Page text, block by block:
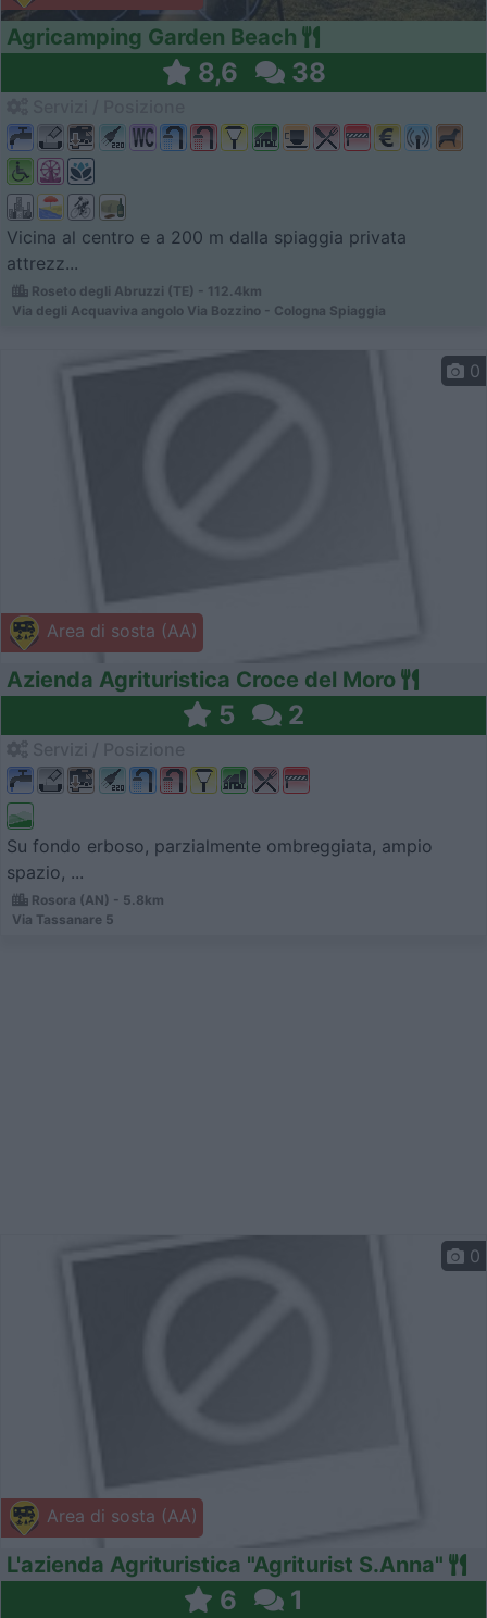
Agricamping Garden Beach
8,6 38
Vicina al centro e a 200 m dalla spiaggia privata
attrezz...
Roseto degli Abruzzi (TE) - 112.4km
Via degli Acquaviva angolo Via Bozzino - Cologna Spiaggia
Area di sosta (AA)
0
Azienda Agrituristica Croce del Moro
5 2
Su fondo erboso, parzialmente ombreggiata, ampio
spazio, ...
Rosora (AN) - 5.8km
Via Tassanare 5
Area di sosta (AA)
0
L'azienda Agrituristica "Agriturist S.Anna"
6 1